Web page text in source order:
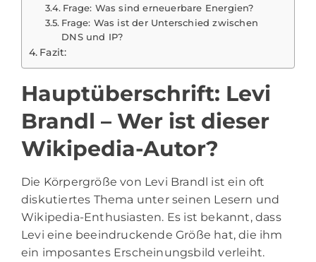
Frage: Was sind erneuerbare Energien?
Frage: Was ist der Unterschied zwischen
DNS und IP?
Fazit:
Hauptüberschrift: Levi
Brandl – Wer ist dieser
Wikipedia-Autor?
Die Körpergröße von Levi Brandl ist ein oft
diskutiertes Thema unter seinen Lesern und
Wikipedia-Enthusiasten. Es ist bekannt, dass
Levi eine beeindruckende Größe hat, die ihm
ein imposantes Erscheinungsbild verleiht.